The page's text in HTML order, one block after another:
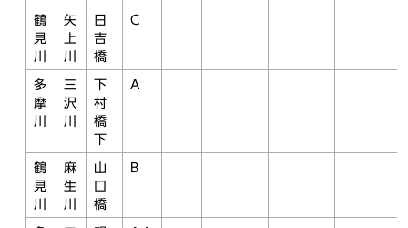
鶴
見
川
矢
上
川
日
吉
橋
C
多
摩
川
三
沢
川
下
村
橋
下
A
鶴
見
川
麻
生
川
山
口
橋
B